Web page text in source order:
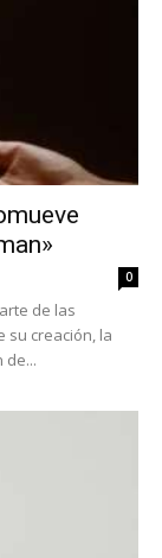
0
de las
su creación, la
de...